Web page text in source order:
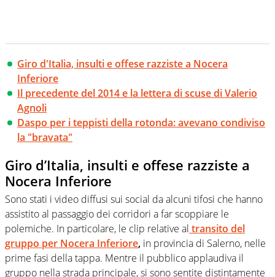
Giro d'Italia, insulti e offese razziste a Nocera
Inferiore
Il precedente del 2014 e la lettera di scuse di Valerio
Agnoli
Daspo per i teppisti della rotonda: avevano condiviso
la "bravata"
Giro d’Italia, insulti e offese razziste a
Nocera Inferiore
Sono stati i video diffusi sui social da alcuni tifosi che hanno
assistito al passaggio dei corridori a far scoppiare le
polemiche. In particolare, le clip relative al transito del
gruppo per Nocera Inferiore, in provincia di Salerno, nelle
prime fasi della tappa. Mentre il pubblico applaudiva il
gruppo nella strada principale, si sono sentite distintamente